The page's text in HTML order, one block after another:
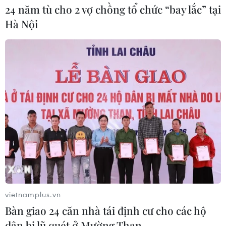
Bàn giao một cá thể Diều hoa Miến
Điện cho Vườn quốc gia Phong Nha-
Kẻ Bàng
Bão số 3 tiếp tục đổi hướng, di
chuyển nhanh hơn
05/08/2026 11:31
Bão số 3 đổi hướng, di chuyển chậm
với tốc độ khoảng 5 km/h
24 năm tù cho 2 vợ chồng tổ chức “bay lắc” tại
Hà Nội
vietnamplus.vn
Bàn giao 24 căn nhà tái định cư cho các hộ